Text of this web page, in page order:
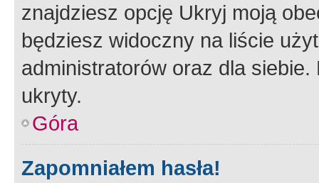
znajdziesz opcję Ukryj moją
będziesz widoczny na liście
administratorów oraz dla
ukryty.
Góra
Zapomniałem hasła!